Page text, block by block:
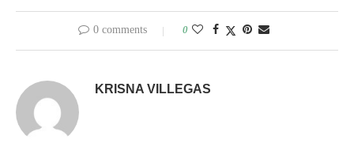
0 comments 0
KRISNA VILLEGAS